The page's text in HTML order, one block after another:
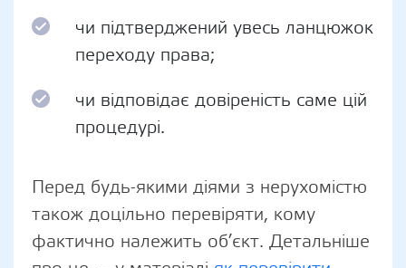
чи підтверджений увесь ланцюжок
переходу права;
чи відповідає довіреність саме цій
процедурі.
Перед будь-якими діями з нерухомістю
також доцільно перевіряти, кому
фактично належить об’єкт. Детальніше